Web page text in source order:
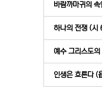
바람까마귀의
하나의 전쟁 (
예수 그리스도
인생은 흐른다 (